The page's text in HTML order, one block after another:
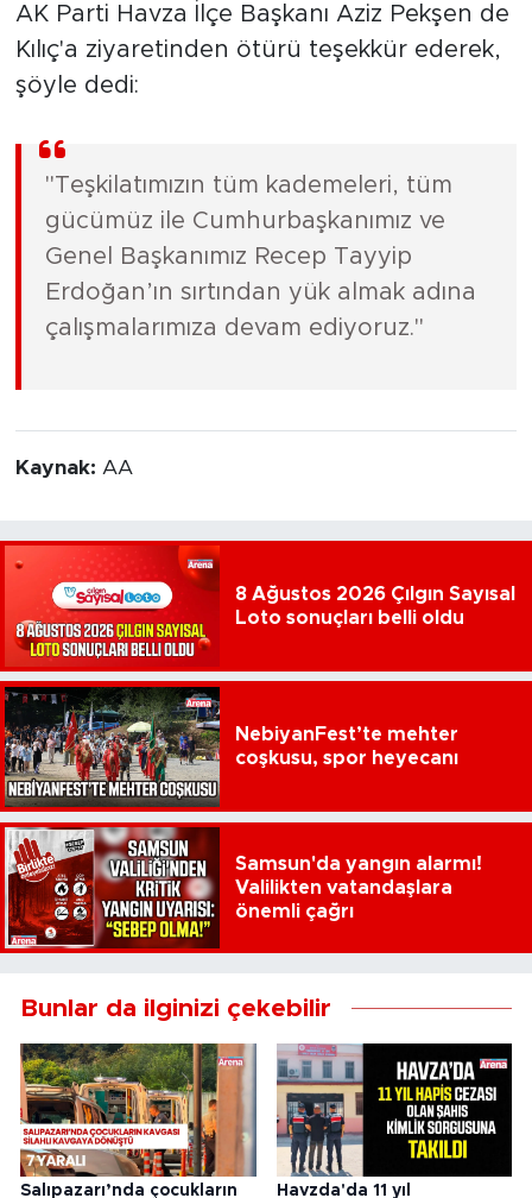
AK Parti Havza İlçe Başkanı Aziz Pekşen de
Kılıç'a ziyaretinden ötürü teşekkür ederek,
şöyle dedi:
"Teşkilatımızın tüm kademeleri, tüm
gücümüz ile Cumhurbaşkanımız ve
Genel Başkanımız Recep Tayyip
Erdoğan’ın sırtından yük almak adına
çalışmalarımıza devam ediyoruz."
Kaynak: AA
8 Ağustos 2026 Çılgın Sayısal
Loto sonuçları belli oldu
NebiyanFest’te mehter
coşkusu, spor heyecanı
Samsun'da yangın alarmı!
Valilikten vatandaşlara
önemli çağrı
Bunlar da ilginizi çekebilir
Salıpazarı’nda çocukların Havzda'da 11 yıl